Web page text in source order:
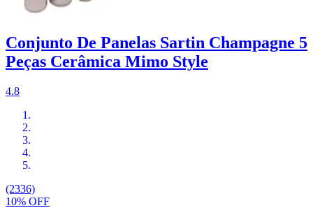
Conjunto De Panelas Sartin Champagne 5
Peças Cerâmica Mimo Style
4.8
(2336)
10% OFF